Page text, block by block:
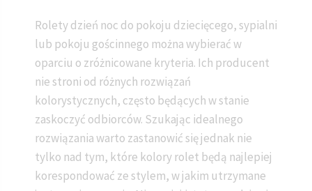
Rolety dzień noc do pokoju dziecięcego, sypialni
lub pokoju gościnnego można wybierać w
oparciu o zróżnicowane kryteria. Ich producent
nie stroni od różnych rozwiązań
kolorystycznych, często będących w stanie
zaskoczyć odbiorców. Szukając idealnego
rozwiązania warto zastanowić się jednak nie
tylko nad tym, które kolory rolet będą najlepiej
korespondować ze stylem, w jakim utrzymane